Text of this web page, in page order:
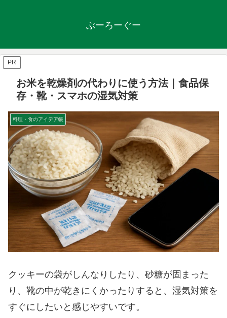
ぶーろーぐー
PR
お米を乾燥剤の代わりに使う方法｜食品保
存・靴・スマホの湿気対策
料理・食のアイデア帳
クッキーの袋がしんなりしたり、砂糖が固まった
り、靴の中が乾きにくかったりすると、湿気対策を
すぐにしたいと感じやすいです。